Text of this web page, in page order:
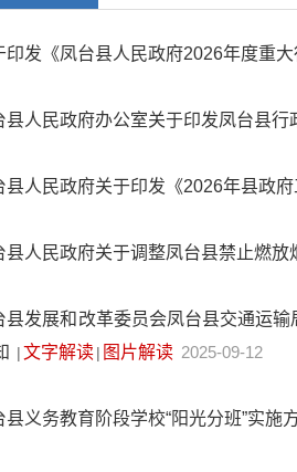
印发《凤台县人民政府2026年度重
县人民政府办公室关于印发凤台县
县人民政府关于印发《2026年县政
县人民政府关于调整凤台县禁止燃放
县发展和改革委员会凤台县交通运
|文字解读| 图片解读 2025-09-12
县义务教育阶段学校“阳光分班”实施